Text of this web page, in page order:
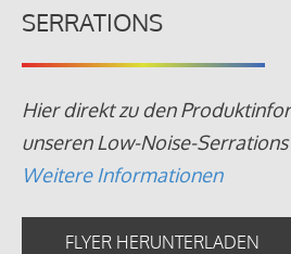
SERRATIONS
Hier direkt zu den
unseren Low-Noise-Serrations
Weitere Informationen
FLYER HERUNTERLADEN